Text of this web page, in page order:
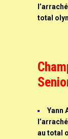
total
Yann
au total